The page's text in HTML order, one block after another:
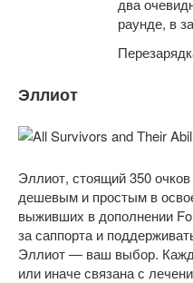
два
раунде, в
Эллиот
Эллиот, стоящий 350
дешевым и простым в
выживших в дополнении
за саппорта и
Эллиот — ваш выбор.
или иначе связана с